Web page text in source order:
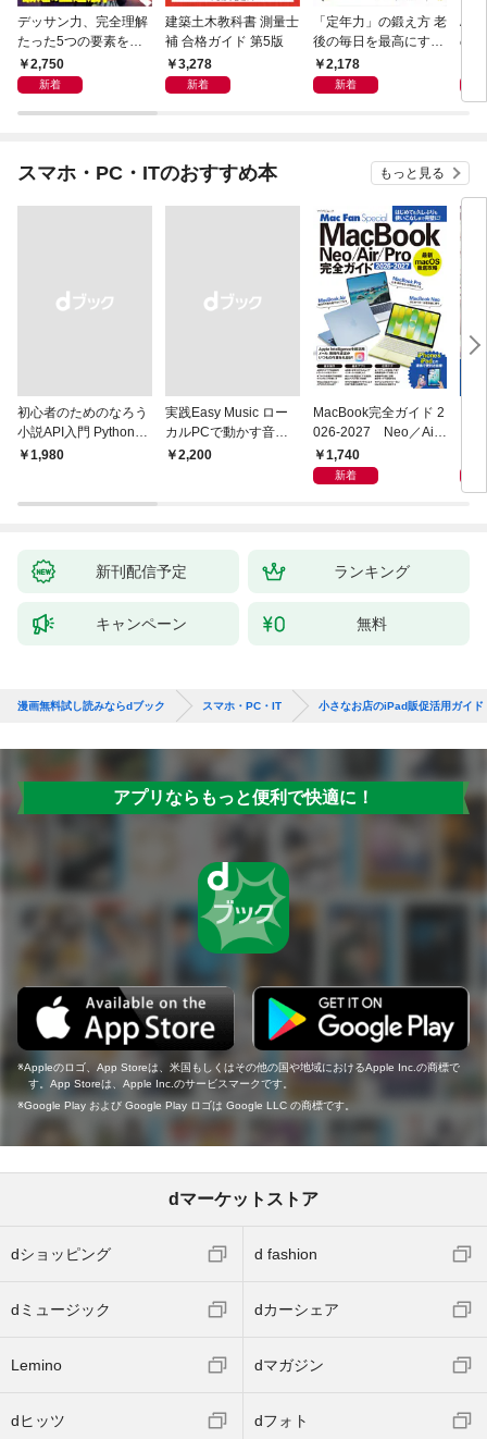
デッサン力、完全理解
たった5つの要素を知
るだけで絵が確実に上
手くなる
2,750
新着
建築土木教科書 測量士
補 合格ガイド 第5版
3,278
新着
「定年力」の鍛え方 老
後の毎日を最高にする
方法2,178
新着
の
スマホ・PC・ITのおすすめ本 もっと見る
初心者のためのなろう
小説API入門 Pythonで
作るデータ活用法
￥1,980
実践Easy Music ロー
カルPCで動かす音楽
生成AI完全ガイド
￥2,200
MacBook完全ガイド 2
026-2027 Neo／Air
／Pro対応
1,740
新着
X/
新刊配信予定 ランキング
キャンペーン 無料
漫画無料試し読みならdブック スマホ・PC・IT 小さなお店のiPad販促活用ガイド
アプリならもっと便利で快適に！
Appleのロゴ、App Storeは、米国もしくはその他の国や地域におけるApple Inc.の商標で
す。App Storeは、Apple Inc.のサービスマークです。
Google Play および Google Play ロゴは Google LLC の商標です。
dマーケットストア
dショッピング d fashion
dミュージック dカーシェア
Lemino dマガジン
dヒッツ dフォト